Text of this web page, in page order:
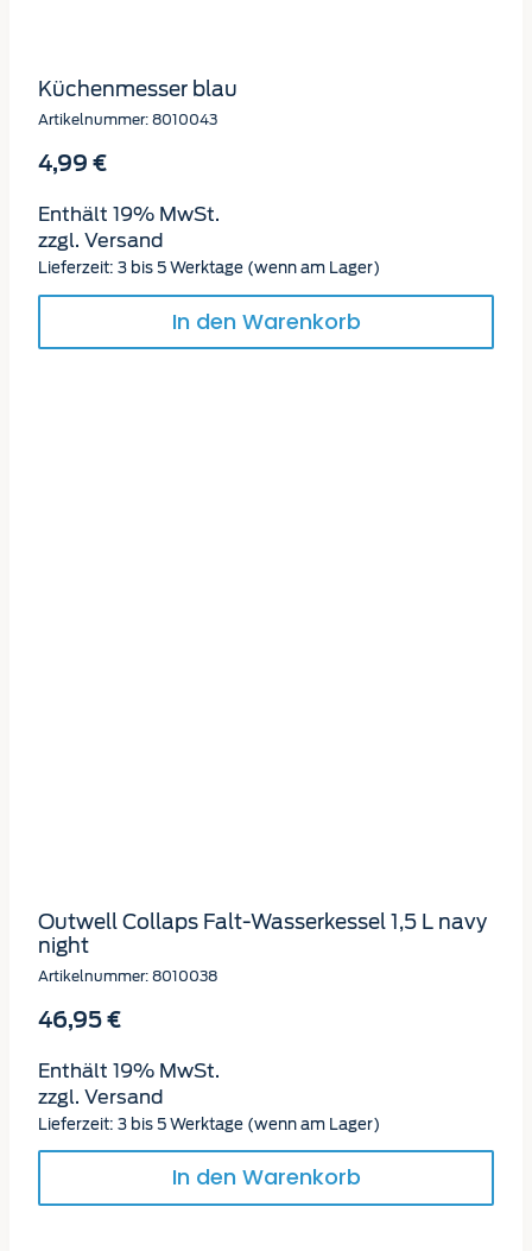
Küchenmesser blau
Artikelnummer: 8010043
4,99 €
Enthält 19% MwSt.
zzgl. Versand
Lieferzeit: 3 bis 5 Werktage (wenn am Lager)
In den Warenkorb
Outwell Collaps Falt-Wasserkessel 1,5 L navy
night
Artikelnummer: 8010038
46,95 €
Enthält 19% MwSt.
zzgl. Versand
Lieferzeit: 3 bis 5 Werktage (wenn am Lager)
In den Warenkorb